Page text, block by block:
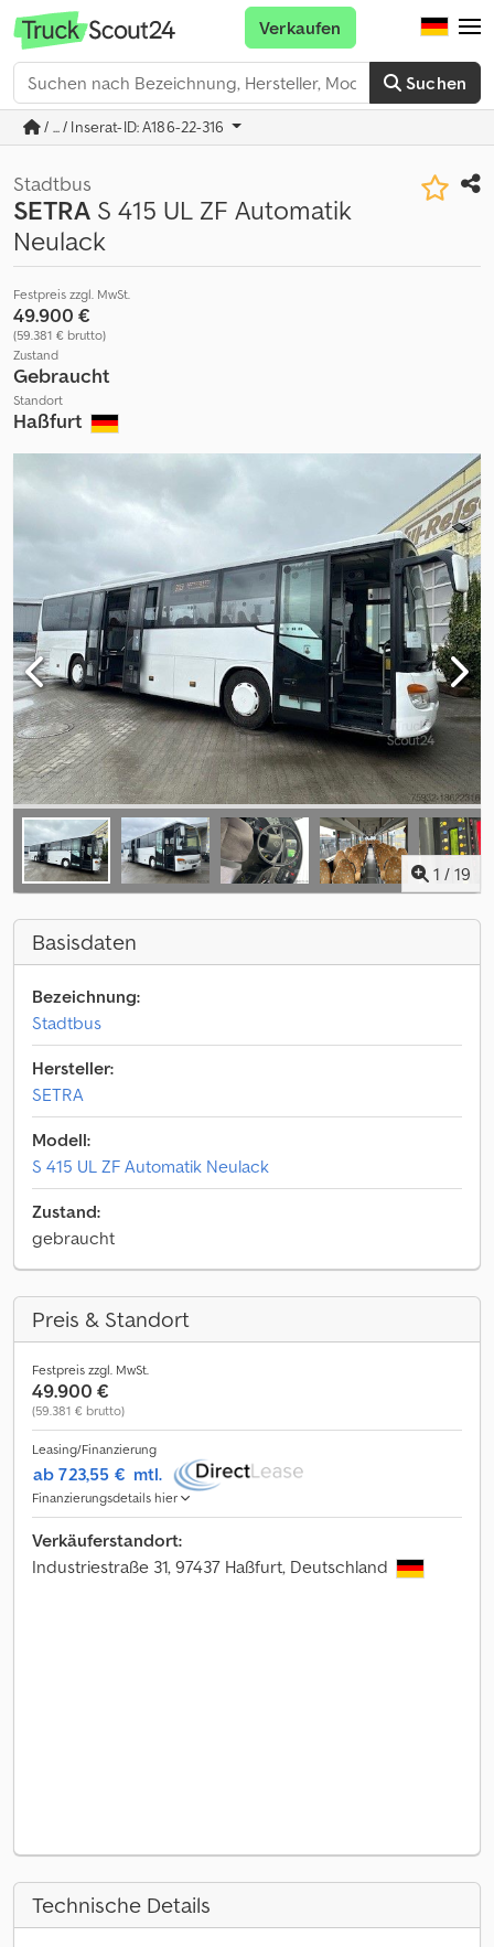
Suchen
Verkaufen
/ ... / Inserat-ID: A186-22-316
Stadtbus
SETRA S 415 UL ZF Automatik
Neulack
Festpreis zzgl. MwSt.
49.900 €
(59.381 € brutto)
Zustand
Gebraucht
Standort
Haßfurt
1 / 19
Basisdaten
Bezeichnung:
Stadtbus
Hersteller:
SETRA
Modell:
S 415 UL ZF Automatik Neulack
Zustand:
gebraucht
Preis & Standort
Festpreis zzgl. MwSt.
49.900 €
(59.381 € brutto)
Leasing/Finanzierung
ab 723,55 € mtl.
Finanzierungsdetails hier
Verkäuferstandort:
Industriestraße 31, 97437 Haßfurt, Deutschland
Technische Details